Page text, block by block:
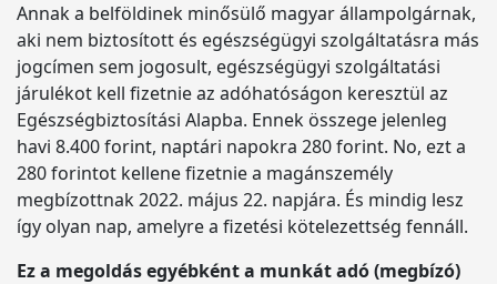
Annak a belföldinek minősülő magyar állampolgárnak,
aki nem biztosított és egészségügyi szolgáltatásra más
jogcímen sem jogosult, egészségügyi szolgáltatási
járulékot kell fizetnie az adóhatóságon keresztül az
Egészségbiztosítási Alapba. Ennek összege jelenleg
havi 8.400 forint, naptári napokra 280 forint. No, ezt a
280 forintot kellene fizetnie a magánszemély
megbízottnak 2022. május 22. napjára. És mindig lesz
így olyan nap, amelyre a fizetési kötelezettség fennáll.
Ez a megoldás egyébként a munkát adó (megbízó)